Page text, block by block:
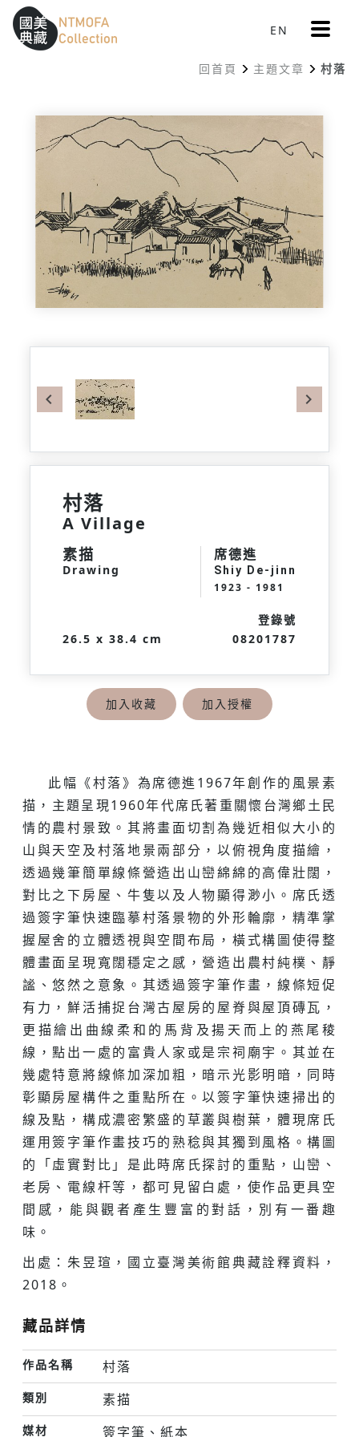
跳到中間主要內容區
網站導覽
::: EN 更
多
單
回首頁 主題文章 村落
Previous
村落
A Village
素描
Drawing
席德進
Shiy De-jinn
1923 - 1981
26.5 x 38.4 cm
登錄號
08201787
加入收藏 加入授權
此幅《村落》為席德進1967年創作的風景素
描，主題呈現1960年代席氏著重關懷台灣鄉土民
情的農村景致。其將畫面切割為幾近相似大小的
山與天空及村落地景兩部分，以俯視角度描繪，
透過幾筆簡單線條營造出山巒綿綿的高偉壯闊，
對比之下房屋、牛隻以及人物顯得渺小。席氏透
過簽字筆快速臨摹村落景物的外形輪廓，精準掌
握屋舍的立體透視與空間布局，橫式構圖使得整
體畫面呈現寬闊穩定之感，營造出農村純樸、靜
謐、悠然之意象。其透過簽字筆作畫，線條短促
有力，鮮活捕捉台灣古屋房的屋脊與屋頂磚瓦，
更描繪出曲線柔和的馬背及揚天而上的燕尾稜
線，點出一處的富貴人家或是宗祠廟宇。其並在
幾處特意將線條加深加粗，暗示光影明暗，同時
彰顯房屋構件之重點所在。以簽字筆快速掃出的
線及點，構成濃密繁盛的草叢與樹葉，體現席氏
運用簽字筆作畫技巧的熟稔與其獨到風格。構圖
的「虛實對比」是此時席氏探討的重點，山巒、
老房、電線杆等，都可見留白處，使作品更具空
間感，能與觀者產生豐富的對話，別有一番趣
味。
出處：朱昱瑄，國立臺灣美術館典藏詮釋資料，
2018。
藏品詳情
作品名稱 村落
類別 素描
媒材 簽字筆、紙本